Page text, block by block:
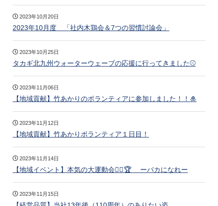
2023年10月20日
2023年10月度 「社内木鶏会＆7つの習慣討論会」
2023年10月25日
タカギ北九州ウォーターウェーブの応援に行ってきました⚾️
2023年11月06日
【地域貢献】竹あかりのボランティアに参加しました！！🎍
2023年11月12日
【地域貢献】竹あかりボランティア１日目！
2023年11月14日
【地域イベント】本気の大運動会🏃‍♂️🏆 ーバカになれー
2023年11月15日